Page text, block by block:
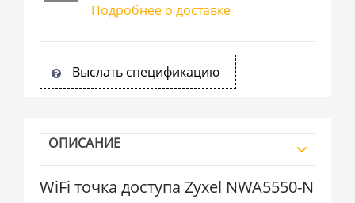
Подробнее о доставке
Выслать спецификацию
ОПИСАНИЕ
WiFi точка доступа Zyxel NWA5550-N